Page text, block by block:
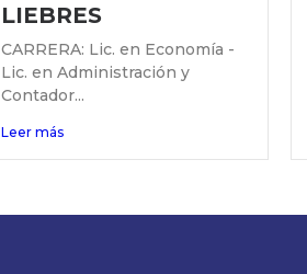
LIEBRES
CARRERA: Lic. en Economía -
Lic. en Administración y
Contador...
Leer más